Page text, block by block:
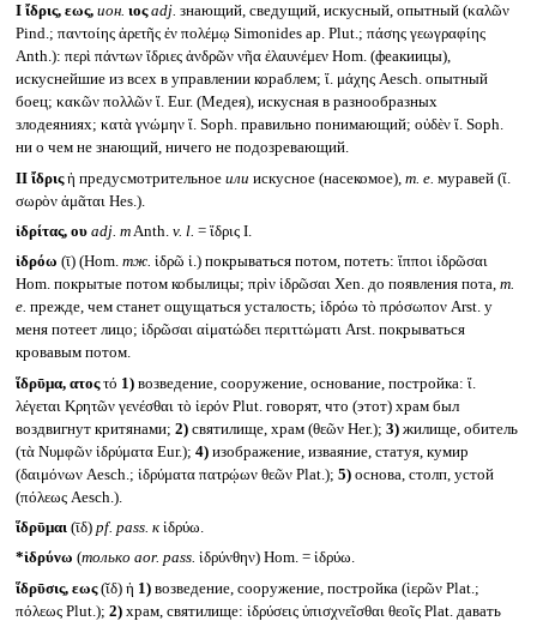
I ἴδρις, εως, ион. ιος adj. знающий, сведущий, искусный, опытный (καλῶν
Pind.; παντοίης ἀρετῆς ἐν πολέμῳ Simonides ap. Plut.; πάσης γεωγραφίης
Anth.): περὶ πάντων ἴδριες ἀνδρῶν νῆα ἐλαυνέμεν Hom. (феакиицы),
искуснейшие из всех в управлении кораблем; ἴ. μάχης Aesch. опытный
боец; κακῶν πολλῶν ἴ. Eur. (Медея), искусная в разнообразных
злодеяниях; κατὰ γνώμην ἴ. Soph. правильно понимающий; οὐδὲν ἴ. Soph.
ни о чем не знающий, ничего не подозревающий.
II ἴδριςἡ предусмотрительное или искусное (насекомое), т. е. муравей (ἴ.
σωρὸν ἀμᾶται Hes.).
ἰδρίτας, ου adj. mAnth. v. l. = ἴδρις I.
ἱδρόω (ῑ) (Hom. тж. ἱδρῶ ἱ.) покрываться потом, потеть: ἵπποι ἱδρῶσαι
Hom. покрытые потом кобылицы; πρὶν ἱδρῶσαι Xen. до появления пота, т.
е. прежде, чем станет ощущаться усталость; ἱδρόω τὸ πρόσωπον Arst. у
меня потеет лицо; ἱδρῶσαι αἱματώδει περιττώματι Arst. покрываться
кровавым потом.
ἵδρῡμα, ατοςτό 1)возведение, сооружение, основание, постройка: ἵ.
λέγεται Κρητῶν γενέσθαι τὸ ἱερόν Plut. говорят, что (этот) храм был
воздвигнут критянами; 2)святилище, храм (θεῶν Her.); 3)жилище, обитель
(τὰ Νυμφῶν ἱδρύματα Eur.); 4)изображение, изваяние, статуя, кумир
(δαιμόνων Aesch.; ἱδρύματα πατρῴων θεῶν Plat.); 5)основа, столп, устой
(πόλεως Aesch.).
ἵδρῡμαι(ῑδ) pf. pass. кἱδρύω.
*ἱδρύνω (только aor. pass. ἱδρύνθην) Hom. = ἱδρύω.
ἵδρῡσις, εως(ῐδ) ἡ 1)возведение, сооружение, постройка (ἱερῶν Plat.;
πόλεως Plut.); 2)храм, святилище: ἱδρύσεις ὑπισχνεῖσθαι θεοῖς Plat. давать